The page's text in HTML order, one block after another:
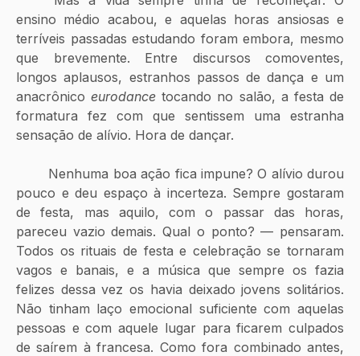
ensino médio acabou, e aquelas horas ansiosas e
terríveis passadas estudando foram embora, mesmo
que brevemente. Entre discursos comoventes,
longos aplausos, estranhos passos de dança e um
anacrônico eurodance tocando no salão, a festa de
formatura fez com que sentissem uma estranha
sensação de alívio. Hora de dançar.
pouco e deu espaço à incerteza. Sempre gostaram
de festa, mas aquilo, com o passar das horas,
pareceu vazio demais. Qual o ponto? — pensaram.
Todos os rituais de festa e celebração se tornaram
vagos e banais, e a música que sempre os fazia
felizes dessa vez os havia deixado jovens solitários.
Não tinham laço emocional suficiente com aquelas
pessoas e com aquele lugar para ficarem culpados
de saírem à francesa. Como fora combinado antes,